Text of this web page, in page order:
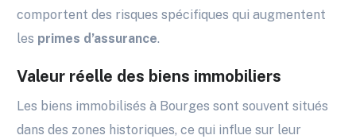
comportent des risques spécifiques qui augmentent
les primes d’assurance.
Valeur réelle des biens immobiliers
Les biens immobilisés à Bourges sont souvent situés
dans des zones historiques, ce qui influe sur leur